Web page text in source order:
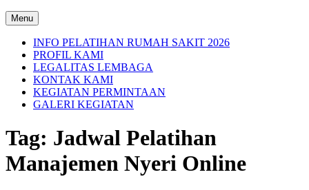
Menu
INFO PELATIHAN RUMAH SAKIT 2026
PROFIL KAMI
LEGALITAS LEMBAGA
KONTAK KAMI
KEGIATAN PERMINTAAN
GALERI KEGIATAN
Tag: Jadwal Pelatihan
Manajemen Nyeri Online